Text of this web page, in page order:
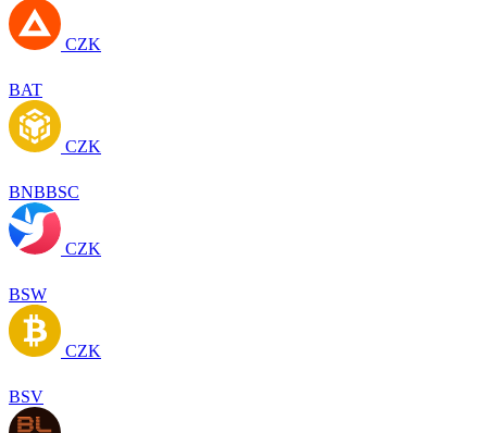
CZK
BAT
CZK
BNBBSC
CZK
BSW
CZK
BSV